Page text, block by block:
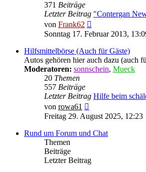
371 Beiträge
Letzter Beitrag "Contergan
von Frank62
Beitrag
Sonntag 17. Februar 2013,
Hilfsmittelbörse (Auch für Gäste)
Autos gehören hier auch dazu (auch
Moderatoren: sonnschein, Mueck
20 Themen
557 Beiträge
Letzter Beitrag Hilfe beim
von rowa61
Beitrag
Freitag 29. August 2025, 12:23
Rund um Forum und Chat
Themen
Beiträge
Letzter Beitrag